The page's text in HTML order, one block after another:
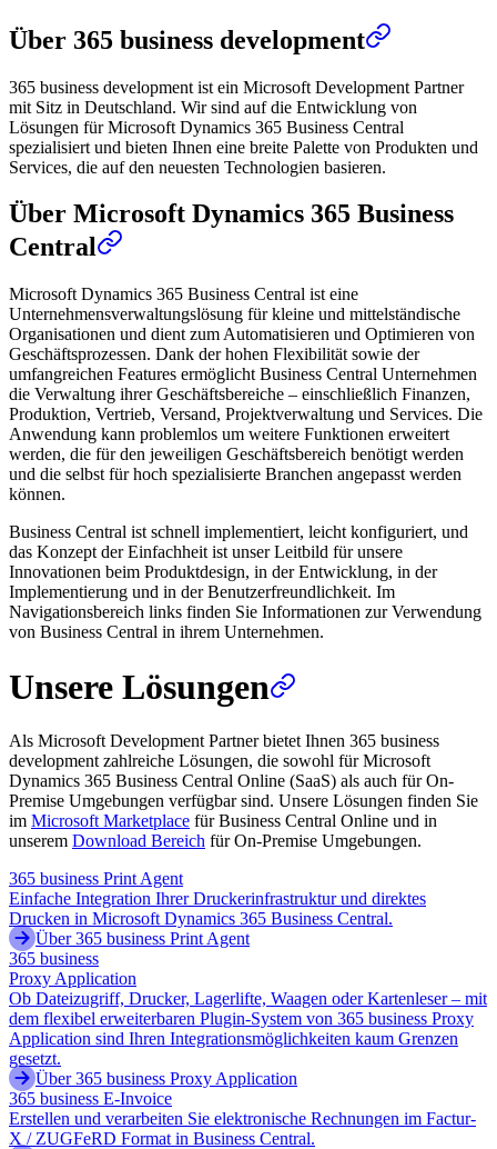
Über 365 business development
365 business development ist ein Microsoft Development Partner
mit Sitz in Deutschland. Wir sind auf die Entwicklung von
Lösungen für Microsoft Dynamics 365 Business Central
spezialisiert und bieten Ihnen eine breite Palette von Produkten und
Services, die auf den neuesten Technologien basieren.
Über Microsoft Dynamics 365 Business
Central
Microsoft Dynamics 365 Business Central ist eine
Unternehmensverwaltungslösung für kleine und mittelständische
Organisationen und dient zum Automatisieren und Optimieren von
Geschäftsprozessen. Dank der hohen Flexibilität sowie der
umfangreichen Features ermöglicht Business Central Unternehmen
die Verwaltung ihrer Geschäftsbereiche – einschließlich Finanzen,
Produktion, Vertrieb, Versand, Projektverwaltung und Services. Die
Anwendung kann problemlos um weitere Funktionen erweitert
werden, die für den jeweiligen Geschäftsbereich benötigt werden
und die selbst für hoch spezialisierte Branchen angepasst werden
können.
Business Central ist schnell implementiert, leicht konfiguriert, und
das Konzept der Einfachheit ist unser Leitbild für unsere
Innovationen beim Produktdesign, in der Entwicklung, in der
Implementierung und in der Benutzerfreundlichkeit. Im
Navigationsbereich links finden Sie Informationen zur Verwendung
von Business Central in ihrem Unternehmen.
Unsere Lösungen
Als Microsoft Development Partner bietet Ihnen 365 business
development zahlreiche Lösungen, die sowohl für Microsoft
Dynamics 365 Business Central Online (SaaS) als auch für On-
Premise Umgebungen verfügbar sind. Unsere Lösungen finden Sie
im Microsoft Marketplace für Business Central Online und in
unserem Download Bereich für On-Premise Umgebungen.
365 business Print Agent
Einfache Integration Ihrer Druckerinfrastruktur und direktes
Drucken in Microsoft Dynamics 365 Business Central.
Über 365 business Print Agent
365 business
Proxy Application
Ob Dateizugriff, Drucker, Lagerlifte, Waagen oder Kartenleser – mit
dem flexibel erweiterbaren Plugin-System von 365 business Proxy
Application sind Ihren Integrationsmöglichkeiten kaum Grenzen
gesetzt.
Über 365 business Proxy Application
365 business E-Invoice
Erstellen und verarbeiten Sie elektronische Rechnungen im Factur-
X / ZUGFeRD Format in Business Central.